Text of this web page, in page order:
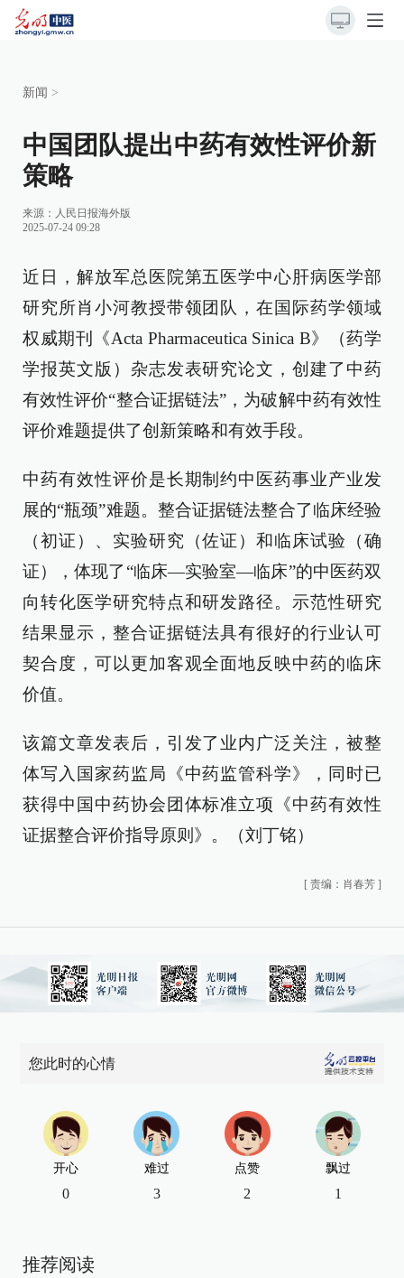
新闻 >
中国团队提出中药有效性评价新
策略
来源： 人民日报海外版
2025-07-24 09:28
近日，解放军总医院第五医学中心肝病医学部
研究所肖小河教授带领团队，在国际药学领域
权威期刊《Acta Pharmaceutica Sinica B》（药学
学报英文版）杂志发表研究论文，创建了中药
有效性评价“整合证据链法”，为破解中药有效性
评价难题提供了创新策略和有效手段。
中药有效性评价是长期制约中医药事业产业发
展的“瓶颈”难题。整合证据链法整合了临床经验
（初证）、实验研究（佐证）和临床试验（确
证），体现了“临床—实验室—临床”的中医药双
向转化医学研究特点和研发路径。示范性研究
结果显示，整合证据链法具有很好的行业认可
契合度，可以更加客观全面地反映中药的临床
价值。
该篇文章发表后，引发了业内广泛关注，被整
体写入国家药监局《中药监管科学》，同时已
获得中国中药协会团体标准立项《中药有效性
证据整合评价指导原则》。（刘丁铭）
[ 责编：肖春芳 ]
您此时的心情
开心
0
难过
3
点赞
2
飘过
1
推荐阅读